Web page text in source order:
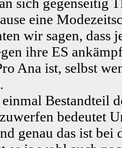
eine
wir sagen, dass
ihre ES
Ana ist, selbst
Bestandteil
bedeutet
genau das ist